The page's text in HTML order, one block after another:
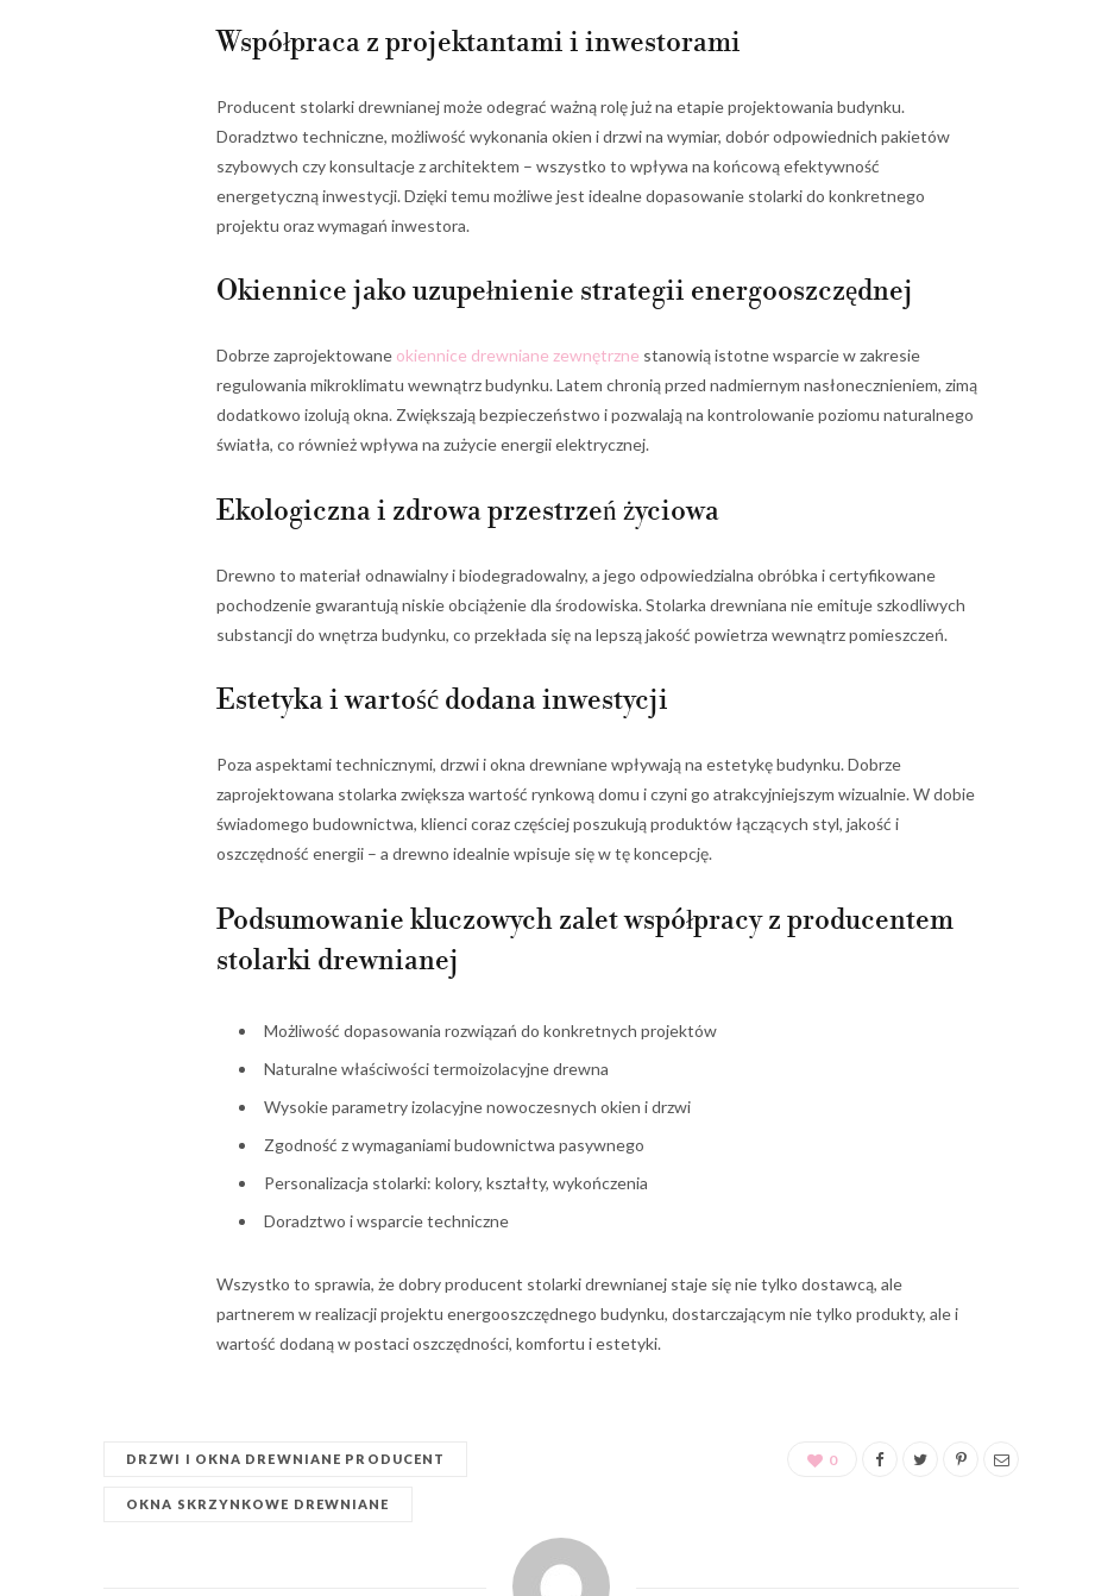
Współpraca z projektantami i inwestorami
Producent stolarki drewnianej może odegrać ważną rolę już na etapie projektowania budynku.
Doradztwo techniczne, możliwość wykonania okien i drzwi na wymiar, dobór odpowiednich pakietów
szybowych czy konsultacje z architektem – wszystko to wpływa na końcową efektywność
energetyczną inwestycji. Dzięki temu możliwe jest idealne dopasowanie stolarki do konkretnego
projektu oraz wymagań inwestora.
Okiennice jako uzupełnienie strategii energooszczędnej
Dobrze zaprojektowane okiennice drewniane zewnętrzne stanowią istotne wsparcie w zakresie
regulowania mikroklimatu wewnątrz budynku. Latem chronią przed nadmiernym nasłonecznieniem, zimą
dodatkowo izolują okna. Zwiększają bezpieczeństwo i pozwalają na kontrolowanie poziomu naturalnego
światła, co również wpływa na zużycie energii elektrycznej.
Ekologiczna i zdrowa przestrzeń życiowa
Drewno to materiał odnawialny i biodegradowalny, a jego odpowiedzialna obróbka i certyfikowane
pochodzenie gwarantują niskie obciążenie dla środowiska. Stolarka drewniana nie emituje szkodliwych
substancji do wnętrza budynku, co przekłada się na lepszą jakość powietrza wewnątrz pomieszczeń.
Estetyka i wartość dodana inwestycji
Poza aspektami technicznymi, drzwi i okna drewniane wpływają na estetykę budynku. Dobrze
zaprojektowana stolarka zwiększa wartość rynkową domu i czyni go atrakcyjniejszym wizualnie. W dobie
świadomego budownictwa, klienci coraz częściej poszukują produktów łączących styl, jakość i
oszczędność energii – a drewno idealnie wpisuje się w tę koncepcję.
Podsumowanie kluczowych zalet współpracy z producentem
stolarki drewnianej
Możliwość dopasowania rozwiązań do konkretnych projektów
Naturalne właściwości termoizolacyjne drewna
Wysokie parametry izolacyjne nowoczesnych okien i drzwi
Zgodność z wymaganiami budownictwa pasywnego
Personalizacja stolarki: kolory, kształty, wykończenia
Doradztwo i wsparcie techniczne
Wszystko to sprawia, że dobry producent stolarki drewnianej staje się nie tylko dostawcą, ale
partnerem w realizacji projektu energooszczędnego budynku, dostarczającym nie tylko produkty, ale i
wartość dodaną w postaci oszczędności, komfortu i estetyki.
DRZWI I OKNA DREWNIANE PRODUCENT
OKNA SKRZYNKOWE DREWNIANE
0